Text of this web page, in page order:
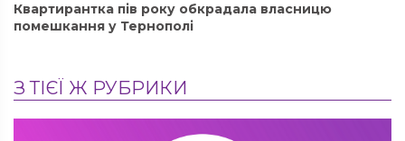
Квартирантка пів року обкрадала власницю
помешкання у Тернополі
З ТІЄЇ Ж РУБРИКИ